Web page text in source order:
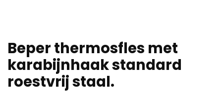
Beper thermosfles met
karabijnhaak standard
roestvrij staal.